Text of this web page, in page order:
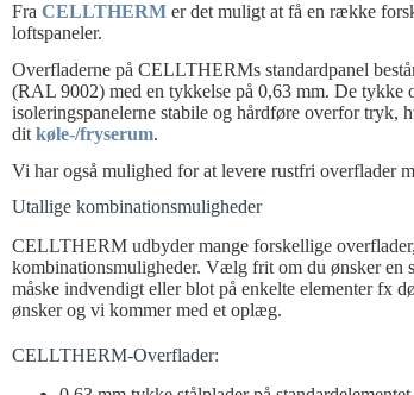
Fra CELLTHERM er det muligt at få en række
loftspaneler.
Overfladerne på CELLTHERMs standardpanel
(RAL 9002) med en tykkelse på 0,63 mm. De tykke
isoleringspanelerne stabile og hårdføre overfor tryk,
dit køle-/fryserum.
Vi har også mulighed for at levere rustfri overflader
Utallige kombinationsmuligheder
CELLTHERM udbyder mange forskellige
kombinationsmuligheder. Vælg frit om du ønsker en
måske indvendigt eller blot på enkelte elementer fx
ønsker og vi kommer med et oplæg.
CELLTHERM-Overflader: